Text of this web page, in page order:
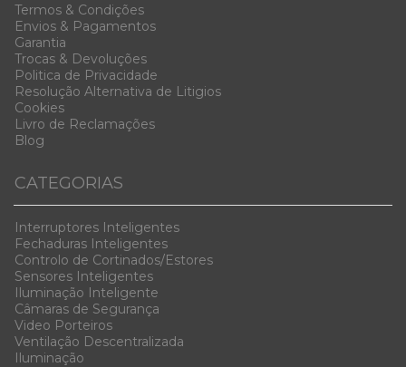
Termos & Condições
Envios & Pagamentos
Garantia
Trocas & Devoluções
Politica de Privacidade
Resolução Alternativa de Litigios
Cookies
Livro de Reclamações
Blog
CATEGORIAS
Interruptores Inteligentes
Fechaduras Inteligentes
Controlo de Cortinados/Estores
Sensores Inteligentes
Iluminação Inteligente
Câmaras de Segurança
Video Porteiros
Ventilação Descentralizada
Iluminação